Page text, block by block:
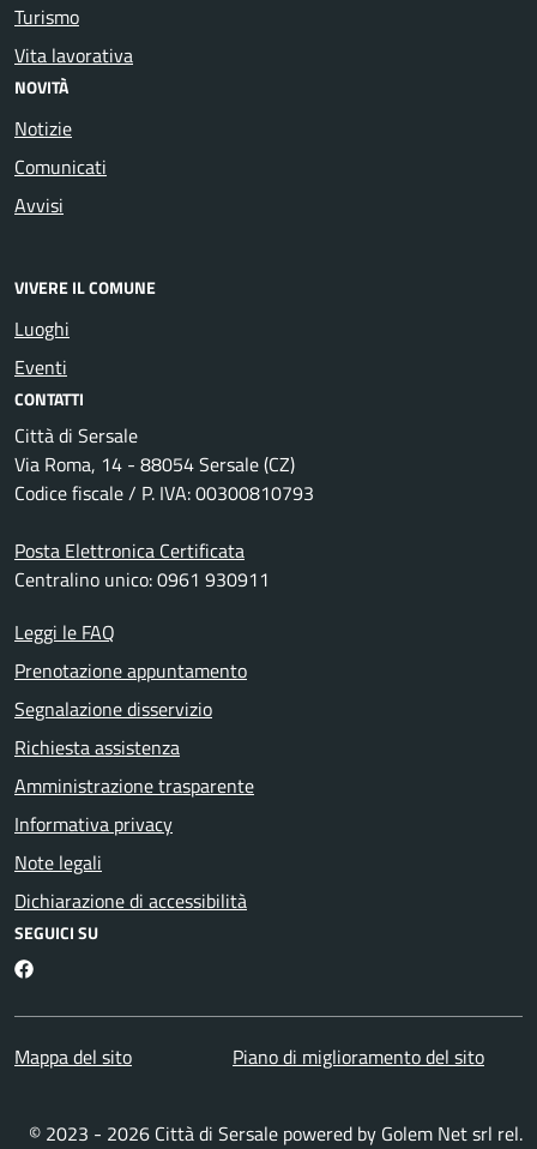
Turismo
Vita lavorativa
NOVITÀ
Notizie
Comunicati
Avvisi
VIVERE IL COMUNE
Luoghi
Eventi
CONTATTI
Città di Sersale
Via Roma, 14 - 88054 Sersale (CZ)
Codice fiscale / P. IVA: 00300810793
Posta Elettronica Certificata
Centralino unico: 0961 930911
Leggi le FAQ
Prenotazione appuntamento
Segnalazione disservizio
Richiesta assistenza
Amministrazione trasparente
Informativa privacy
Note legali
Dichiarazione di accessibilità
SEGUICI SU
Facebook
Mappa del sito Piano di miglioramento del sito
© 2023 - 2026 Città di Sersale powered by Golem Net srl rel.